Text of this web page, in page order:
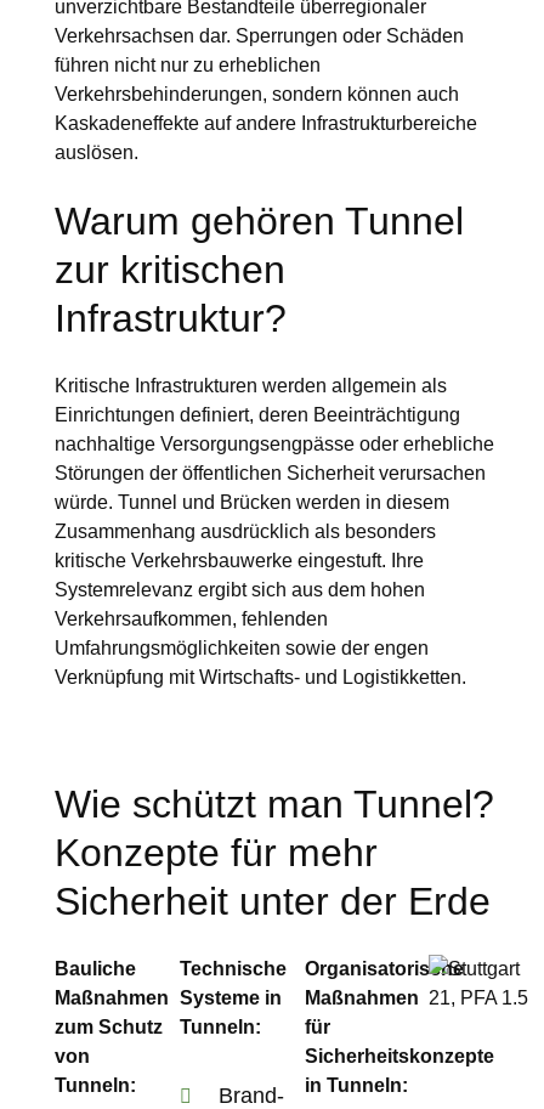
unverzichtbare Bestandteile überregionaler
Verkehrsachsen dar. Sperrungen oder Schäden
führen nicht nur zu erheblichen
Verkehrsbehinderungen, sondern können auch
Kaskadeneffekte auf andere Infrastrukturbereiche
auslösen.
Warum gehören Tunnel
zur kritischen
Infrastruktur?
Kritische Infrastrukturen werden allgemein als
Einrichtungen definiert, deren Beeinträchtigung
nachhaltige Versorgungsengpässe oder erhebliche
Störungen der öffentlichen Sicherheit verursachen
würde. Tunnel und Brücken werden in diesem
Zusammenhang ausdrücklich als besonders
kritische Verkehrsbauwerke eingestuft. Ihre
Systemrelevanz ergibt sich aus dem hohen
Verkehrsaufkommen, fehlenden
Umfahrungsmöglichkeiten sowie der engen
Verknüpfung mit Wirtschafts- und Logistikketten.
Wie schützt man Tunnel?
Konzepte für mehr
Sicherheit unter der Erde
Bauliche
Maßnahmen
zum Schutz
von
Tunneln:
Technische
Systeme in
Tunneln:
Brand-
Organisatorische
Maßnahmen
für
Sicherheitskonzepte
in Tunneln: